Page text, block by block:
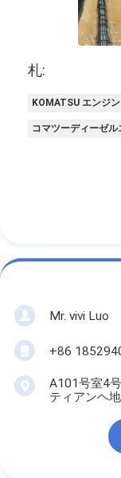
札:
KOMATSU エンジ
コマツーディーゼル
Mr. vivi Luo
+86
A101号室4
ティアンヘ